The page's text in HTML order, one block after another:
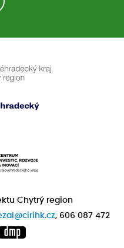
Chytrý region
, 606 087 472